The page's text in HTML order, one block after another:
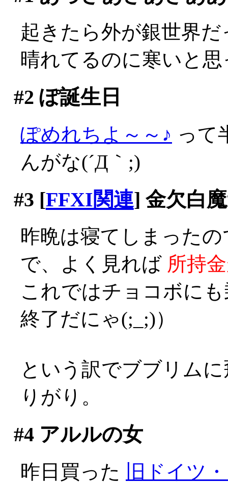
起きたら外が銀世界
晴れてるのに寒いと
#2 ぽ誕生日
ぽめれちよ～～♪ って
んがな(´Д｀;)
#3 [FFXI関連] 金欠白
昨晩は寝てしまった
で、よく見れば 所持
これではチョコボに
終了だにゃ(;_;)）
という訳でブブリム
りがり。
#4アルルの女
昨日買った
旧ドイツ